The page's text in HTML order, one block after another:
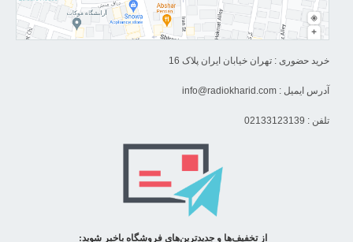
خرید حضوری : تهران خیابان ایران پلاک 16
آدرس ایمیل : info@radiokharid.com
تلفن : 02133123139
از تخفیف‌ها و جدیدترین‌های فروشگاه باخبر شوید: